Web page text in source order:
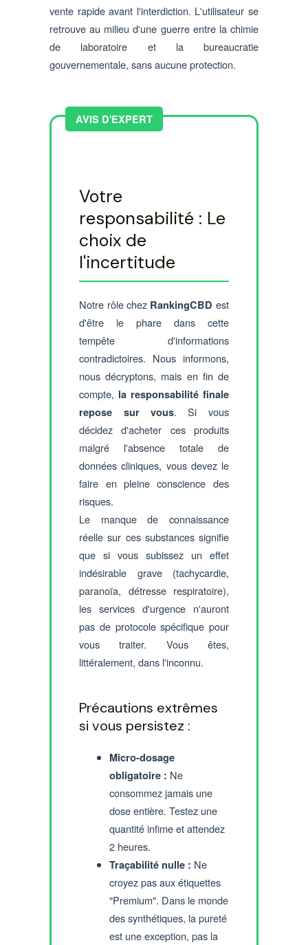
vente rapide avant l'interdiction. L'utilisateur se
retrouve au milieu d'une guerre entre la chimie
de laboratoire et la bureaucratie
gouvernementale, sans aucune protection.
Votre
responsabilité : Le
choix de
l'incertitude
Notre rôle chez RankingCBD est
d'être le phare dans cette
tempête d'informations
contradictoires. Nous informons,
nous décryptons, mais en fin de
compte, la responsabilité finale
repose sur vous. Si vous
décidez d'acheter ces produits
malgré l'absence totale de
données cliniques, vous devez le
faire en pleine conscience des
risques.
Le manque de connaissance
réelle sur ces substances signifie
que si vous subissez un effet
indésirable grave (tachycardie,
paranoïa, détresse respiratoire),
les services d'urgence n'auront
pas de protocole spécifique pour
vous traiter. Vous êtes,
littéralement, dans l'inconnu.
Précautions extrêmes
si vous persistez :
Micro-dosage
obligatoire : Ne
consommez jamais une
dose entière. Testez une
quantité infime et attendez
2 heures.
Traçabilité nulle : Ne
croyez pas aux étiquettes
"Premium". Dans le monde
des synthétiques, la pureté
est une exception, pas la